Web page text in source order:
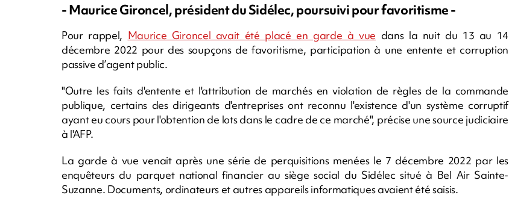
- Maurice Gironcel, président du Sidélec, poursuivi pour favoritisme -
Pour rappel, Maurice Gironcel avait été placé en garde à vue dans la nuit du 13 au 14
décembre 2022 pour des soupçons de favoritisme, participation à une entente et corruption
passive d’agent public.
"Outre les faits d'entente et l'attribution de marchés en violation de règles de la commande
publique, certains des dirigeants d'entreprises ont reconnu l'existence d'un système corruptif
ayant eu cours pour l'obtention de lots dans le cadre de ce marché", précise une source judiciaire
à l'AFP.
La garde à vue venait après une série de perquisitions menées le 7 décembre 2022 par les
enquêteurs du parquet national financier au siège social du Sidélec situé à Bel Air Sainte-
Suzanne. Documents, ordinateurs et autres appareils informatiques avaient été saisis.